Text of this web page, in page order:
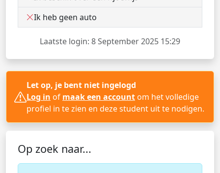
Ik heb geen auto
Laatste login: 8 September 2025 15:29
Let op, je bent niet ingelogd
Log in of maak een account om het volledige
profiel in te zien en deze student uit te nodigen.
Op zoek naar...